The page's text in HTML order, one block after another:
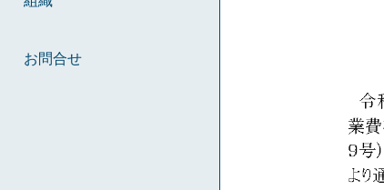
お問合せ